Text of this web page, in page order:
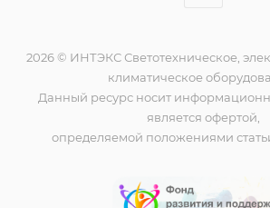
2026 © ИНТЭКС Светотехническое,
климатическое
Данный ресурс носит
является офертой,
определяемой положениями